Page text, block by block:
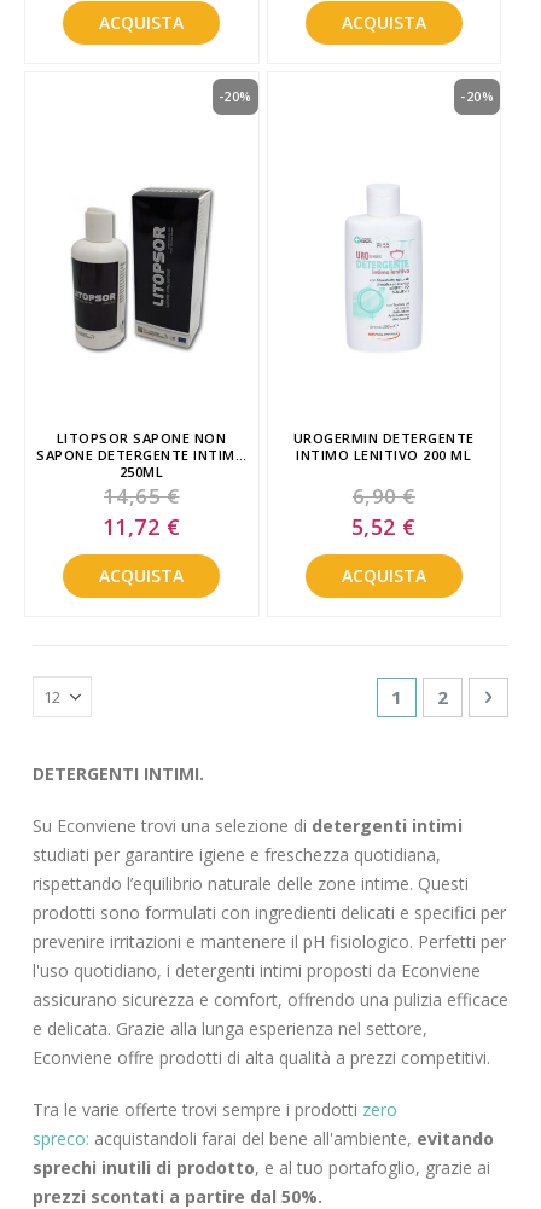
ACQUISTA ACQUISTA
LITOPSOR SAPONE NON
SAPONE DETERGENTE INTIMO
250ML
14,65 €
-20%
Special
Price
11,72 €
ACQUISTA
UROGERMIN DETERGENTE
INTIMO LENITIVO 200 ML
6,90 €
-20%
Special
Price
5,52 €
ACQUISTA
Pagina
Attualmente
1 Pagina
2
DETERGENTI INTIMI.
Su Econviene trovi una selezione di detergenti intimi
studiati per garantire igiene e freschezza quotidiana,
rispettando l’equilibrio naturale delle zone intime. Questi
prodotti sono formulati con ingredienti delicati e specifici per
prevenire irritazioni e mantenere il pH fisiologico. Perfetti per
l'uso quotidiano, i detergenti intimi proposti da Econviene
assicurano sicurezza e comfort, offrendo una pulizia efficace
e delicata. Grazie alla lunga esperienza nel settore,
Econviene offre prodotti di alta qualità a prezzi competitivi.
Tra le varie offerte trovi sempre i prodotti zero
spreco: acquistandoli farai del bene all'ambiente, evitando
sprechi inutili di prodotto, e al tuo portafoglio, grazie ai
prezzi scontati a partire dal 50%.